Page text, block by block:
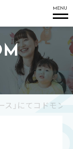
MENU
ース」にてコドモ